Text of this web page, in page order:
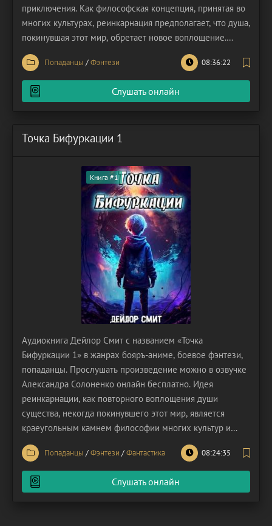
приключения. Как философская концепция, принятая во
многих культурах, реинкарнация предполагает, что душа,
покинувшая этот мир, обретает новое воплощение.
Приверженцы этой теории часто видят в себе
«попаданцах» – существах, чье истинное бытие
находится за пределами привычной реальности. Этот
тезис допускает множество
Попаданцы /Фэнтези 08:36:22
Слушать онлайн
Точка Бифуркации 1
Книга #1
Аудиокнига Дейлор Смит с названием «Точка
Бифуркации 1» в жанрах бояръ-аниме, боевое фэнтези,
попаданцы. Прослушать произведение можно в озвучке
Александра Солоненко онлайн бесплатно. Идея
реинкарнации, как повторного воплощения души
существа, некогда покинувшего этот мир, является
краеугольным камнем философии многих культур и
духовных учений. Сторонники этой теории зачастую
полагают, что каждый из нас, населяющих эту
реальность, на самом деле является «попаданцем» –
душой, перенесенной из
Попаданцы /Фэнтези /Фантастика 08:24:35
Слушать онлайн